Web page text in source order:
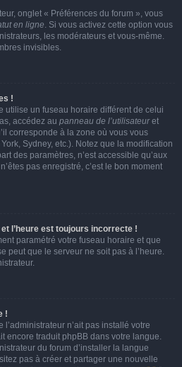
onglet « Préférences du forum », vous
en ligne. Si vous activez cette option vous
les modérateurs et vous-même.
invisibles.
!
utilise un fuseau horaire différent de celui
accédez au panneau de l’utilisateuret
corresponde à la zone où vous vous
Sydney, etc.). Notez que la modification
des paramètres, n’est accessible qu’aux
pas enregistré, c’est le bon moment
l’heure est toujours incorrecte !
paramétré votre fuseau horaire et que
peut que le serveur ne soit pas à l’heure.
!
n’ait pas installé votre
encore traduit phpBB dans votre langue.
du forum d’installer la langue
pas à créer et partager une nouvelle